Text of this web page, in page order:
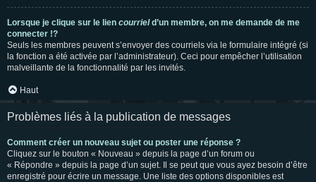
Lorsque je clique sur le lien courrield’un membre, on me demande de me
connecter !?
Seuls les membres peuvent s’envoyer des courriels via le formulaire intégré (si
la fonction a été activée par l’administrateur). Ceci pour empêcher l’utilisation
malveillante de la fonctionnalité par les invités.
Haut
Problèmes liés à la publication de messages
Comment créer un nouveau sujet ou poster une réponse ?
Cliquez sur le bouton « Nouveau » depuis la page d’un forum ou
« Répondre » depuis la page d’un sujet. Il se peut que vous ayez besoin d’être
enregistré pour écrire un message. Une liste des options disponibles est